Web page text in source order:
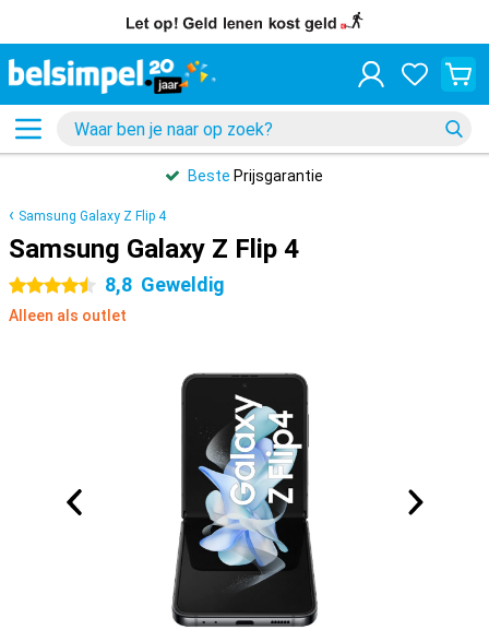
Beste Prijsgarantie
Samsung Galaxy Z Flip 4
Samsung Galaxy Z Flip 4
4.5 sterren 8,8 Geweldig
Alleen als outlet